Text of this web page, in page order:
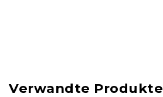
Verwandte Produkte